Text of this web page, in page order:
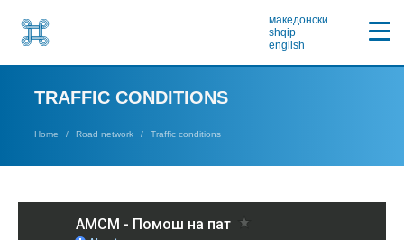
македонски
shqip
english
TRAFFIC CONDITIONS
Home Road network Traffic conditions